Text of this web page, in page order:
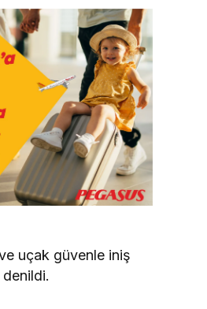
uçak güvenle iniş